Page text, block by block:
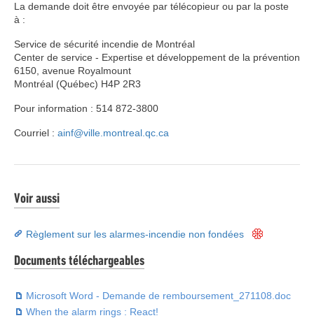
La demande doit être envoyée par télécopieur ou par la poste
à :
Service de sécurité incendie de Montréal
Center de service - Expertise et développement de la prévention
6150, avenue Royalmount
Montréal (Québec) H4P 2R3
Pour information : 514 872-3800
Courriel : ainf@ville.montreal.qc.ca
Voir aussi
Règlement sur les alarmes-incendie non fondées
Documents téléchargeables
Microsoft Word - Demande de remboursement_271108.doc
When the alarm rings : React!